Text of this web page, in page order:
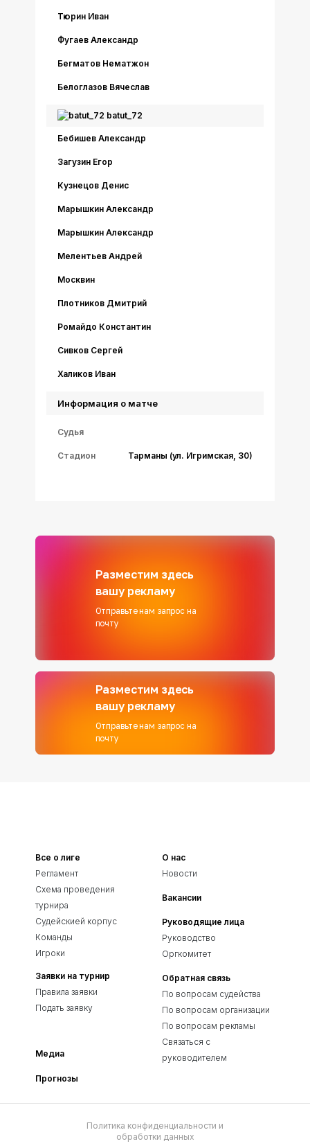
Тюрин Иван
Фугаев Александр
Бегматов Нематжон
Белоглазов Вячеслав
batut_72
Бебишев Александр
Загузин Егор
Кузнецов Денис
Марышкин Александр
Марышкин Александр
Мелентьев Андрей
Москвин
Плотников Дмитрий
Ромайдо Константин
Сивков Сергей
Халиков Иван
Информация о матче
Судья
Стадион Тарманы (ул. Игримская, 30)
Разместим здесь
вашу рекламу
Отправьте нам запрос на
почту
Разместим здесь
вашу рекламу
Отправьте нам запрос на
почту
Все о лиге
Регламент
Схема проведения
турнира
Судейскией корпус
Команды
Игроки
Заявки на турнир
Правила заявки
Подать заявку
Медиа
Прогнозы
О нас
Новости
Вакансии
Руководящие лица
Руководство
Оргкомитет
Обратная связь
По вопросам судейства
По вопросам организации
По вопросам рекламы
Связаться с
руководителем
Политика конфиденциальности и
обработки данных